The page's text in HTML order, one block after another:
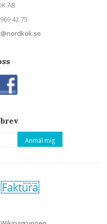
AB
42 75
Anmäl mig